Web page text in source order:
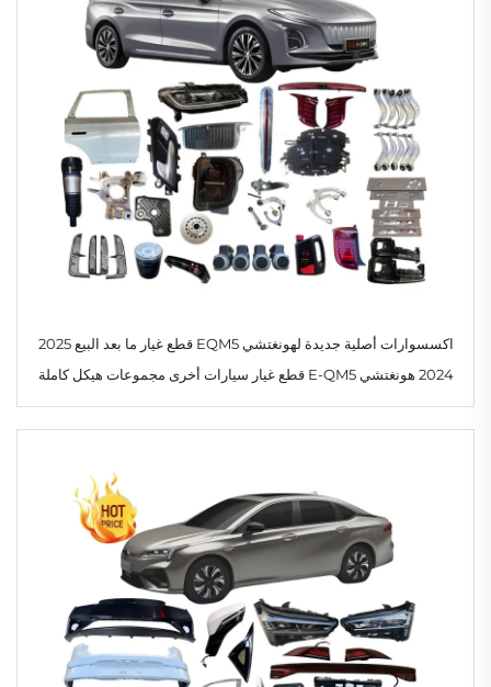
اكسسوارات أصلية جديدة لهونغتشي EQM5 قطع غيار ما بعد البيع 2025
2024 هونغتشي E-QM5 قطع غيار سيارات أخرى مجموعات هيكل كاملة